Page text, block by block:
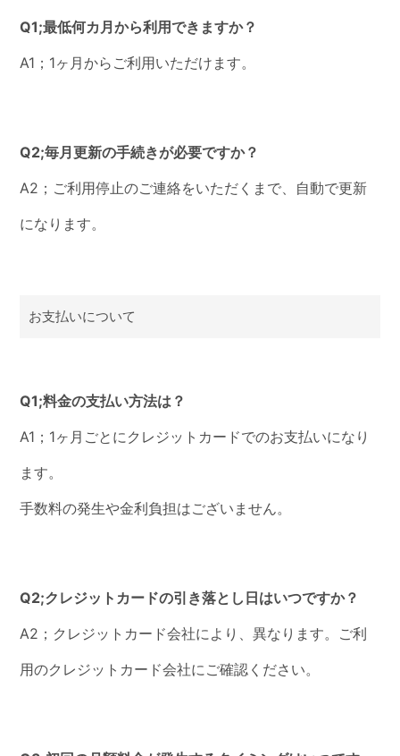
Q1;最低何カ月から利用できますか？
A1；1ヶ月からご利用いただけます。
Q2;毎月更新の手続きが必要ですか？
A2；ご利用停止のご連絡をいただくまで、自動で更新
になります。
お支払いについて
Q1;料金の支払い方法は？
A1；1ヶ月ごとにクレジットカードでのお支払いになり
ます。
手数料の発生や金利負担はございません。
Q2;クレジットカードの引き落とし日はいつですか？
A2；クレジットカード会社により、異なります。ご利
用のクレジットカード会社にご確認ください。